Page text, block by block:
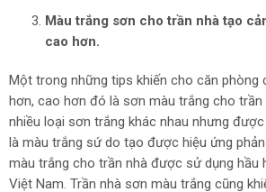
Màu trắng sơn cho trần nhà tạo
cao hơn.
Một trong những tips khiến cho căn phòng
hơn, cao hơn đó là sơn màu trắng cho trần
nhiều loại sơn trắng khác nhau nhưng
là màu trắng sứ do tạo được hiệu ứng
màu trắng cho trần nhà được sử dụng hầu
Việt Nam. Trần nhà sơn màu trắng cũng